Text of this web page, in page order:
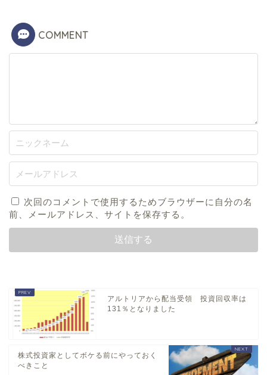
COMMENT
次回のコメントで使用するためブラウザーに自分の名
前、メールアドレス、サイトを保存する。
アルトリアから配当受領 投資回収率は
131％となりました
株式投資家としてボケる前にやっておく
べきこと